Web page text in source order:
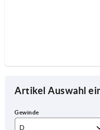
Artikel Auswahl
D